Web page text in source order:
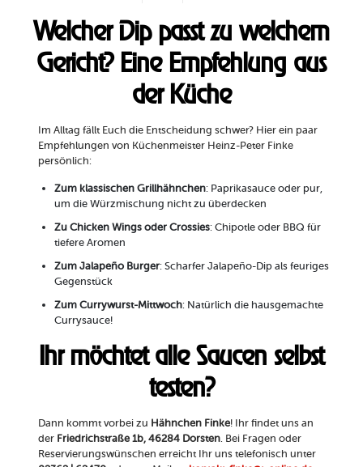
Welcher Dip passt zu welchem
Gericht? Eine Empfehlung aus
der Küche
Im Alltag fällt Euch die Entscheidung schwer? Hier ein paar
Empfehlungen von Küchenmeister Heinz-Peter Finke
persönlich:
Zum klassischen Grillhähnchen: Paprikasauce oder pur,
um die Würzmischung nicht zu überdecken
Zu Chicken Wings oder Crossies: Chipotle oder BBQ für
tiefere Aromen
Zum Jalapeño Burger: Scharfer Jalapeño-Dip als feuriges
Gegenstück
Zum Currywurst-Mittwoch: Natürlich die hausgemachte
Currysauce!
Ihr möchtet alle Saucen selbst
testen?
Dann kommt vorbei zu Hähnchen Finke! Ihr findet uns an
der Friedrichstraße 1b, 46284 Dorsten. Bei Fragen oder
Reservierungswünschen erreicht Ihr uns telefonisch unter